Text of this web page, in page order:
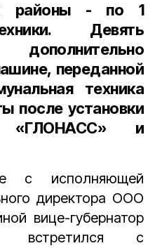
районы - по 1
Девять
дополнительно
переданной
техника
после установки
«ГЛОНАСС» и
с исполняющей
директора ООО
вице-губернатор
встретился с